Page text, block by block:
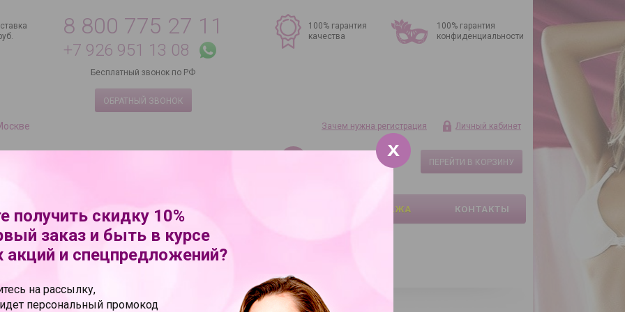
8 800 775 27 11
+7 926 951 13 08
Бесплатный звонок по РФ
ОБРАТНЫЙ ЗВОНОК
100% гарантия
качества
100% гарантия
конфиденциальности
Зачем нужна регистрация Личный кабинет
Ваша корзина пуста
ПЕРЕЙТИ В КОРЗИНУ
БЕЛЬЕ И ОДЕЖДА СКИДКИ И РАСПРОДАЖА КОНТАКТЫ
товары → Наручники, ошейники → Белый кожаный ошейник
получить скидку 10%
заказ и быть в курсе
акций и спецпредложений?
на рассылку,
персональный промокод